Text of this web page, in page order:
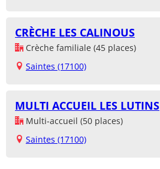
CRÈCHE LES CALINOUS
Crèche familiale (45 places)
Saintes (17100)
MULTI ACCUEIL LES LUTINS
Multi-accueil (50 places)
Saintes (17100)